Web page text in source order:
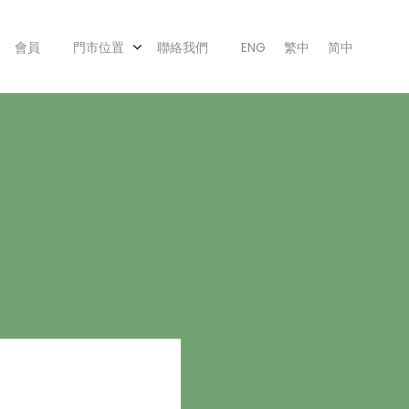
會員 門市位置 聯絡我們 ENG 繁中 简中